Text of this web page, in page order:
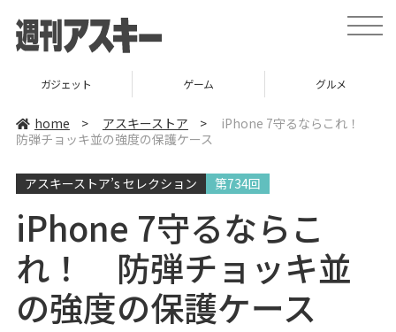
t
o
ガジェット ゲーム グルメ
home > アスキーストア >
iPhone 7守るならこれ！
防弾チョッキ並の強度の保護ケース
アスキーストア’s セレクション 第734回
iPhone 7守るならこ
れ！ 防弾チョッキ並
の強度の保護ケース